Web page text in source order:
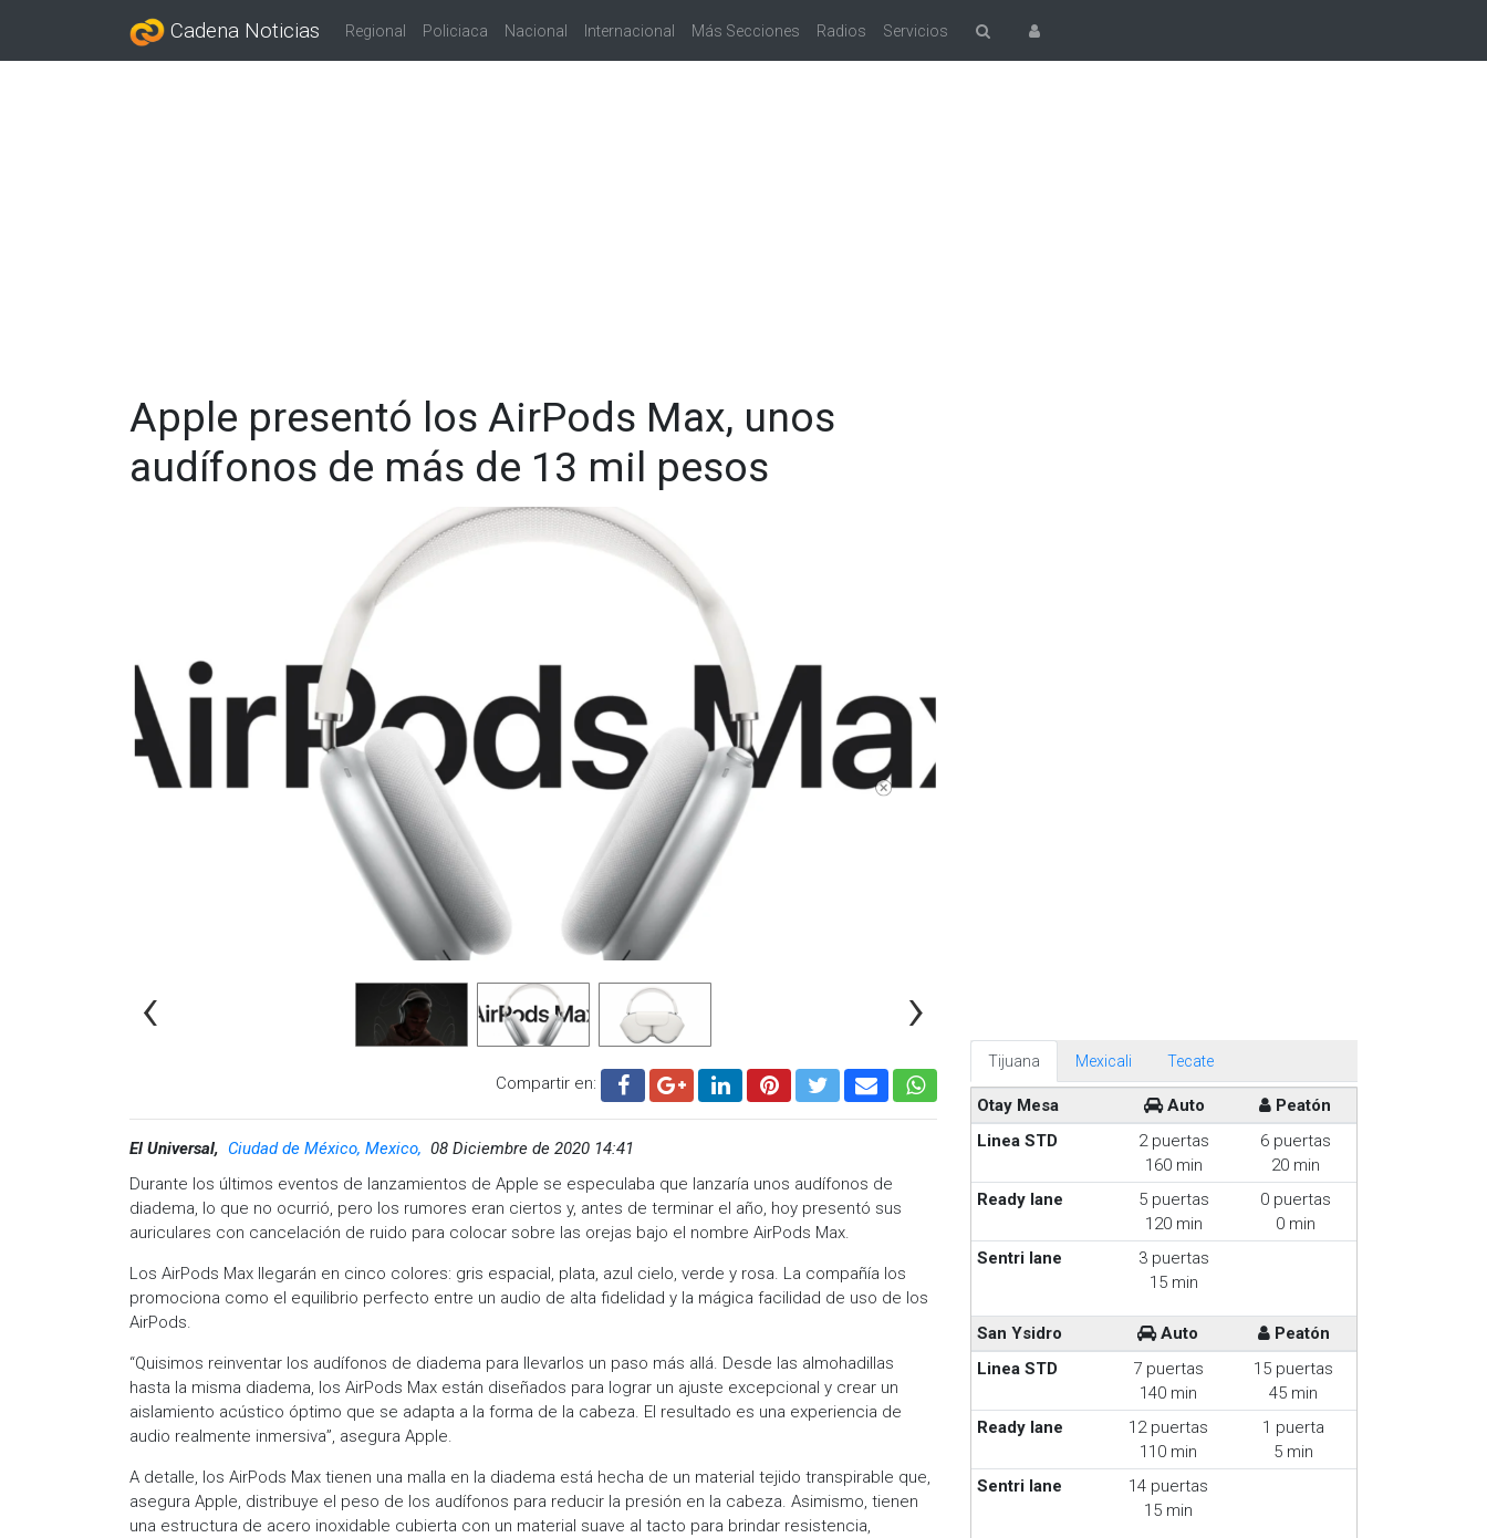
Cadena Noticias Regional Policiaca Nacional Internacional Más Secciones Radios Servicios
Apple presentó los AirPods Max, unos
audífonos de más de 13 mil pesos
‹ ›
Compartir en:
El Universal, Ciudad de México, Mexico, 08 Diciembre de 2020 14:41
Durante los últimos eventos de lanzamientos de Apple se especulaba que lanzaría unos audífonos de
diadema, lo que no ocurrió, pero los rumores eran ciertos y, antes de terminar el año, hoy presentó sus
auriculares con cancelación de ruido para colocar sobre las orejas bajo el nombre AirPods Max.
Los AirPods Max llegarán en cinco colores: gris espacial, plata, azul cielo, verde y rosa. La compañía los
promociona como el equilibrio perfecto entre un audio de alta fidelidad y la mágica facilidad de uso de los
AirPods.
“Quisimos reinventar los audífonos de diadema para llevarlos un paso más allá. Desde las almohadillas
hasta la misma diadema, los AirPods Max están diseñados para lograr un ajuste excepcional y crear un
aislamiento acústico óptimo que se adapta a la forma de la cabeza. El resultado es una experiencia de
audio realmente inmersiva”, asegura Apple.
A detalle, los AirPods Max tienen una malla en la diadema está hecha de un material tejido transpirable que,
asegura Apple, distribuye el peso de los audífonos para reducir la presión en la cabeza. Asimismo, tienen
una estructura de acero inoxidable cubierta con un material suave al tacto para brindar resistencia,
Tijuana Mexicali Tecate
Otay Mesa Auto
Peatón
Linea STD
2 puertas
160 min
6 puertas
20 min
Ready lane
5 puertas
120 min
0 puertas
0 min
Sentri lane
3 puertas
15 min
San Ysidro Auto
Peatón
Linea STD
7 puertas
140 min
15 puertas
45 min
Ready lane
12 puertas
110 min
1 puerta
5 min
Sentri lane
14 puertas
15 min